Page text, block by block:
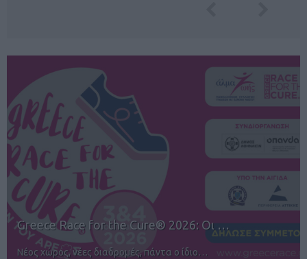
12ος TUI Rhodes Marathon: Άνοιγμα ε…
Αγώνες για όλους στην Ρόδο